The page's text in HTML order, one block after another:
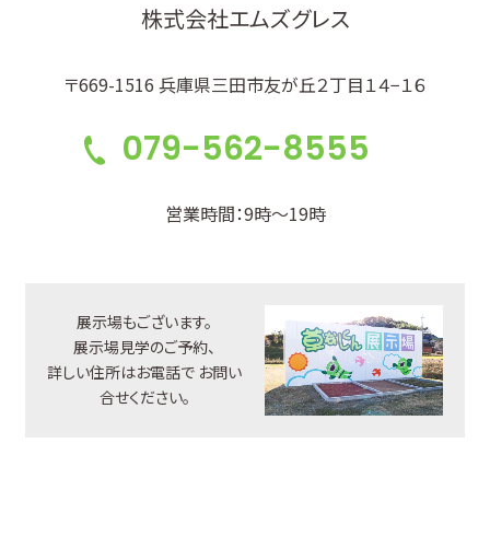
株式会社エムズグレス
〒669-1516 兵庫県三田市友が丘２丁目１４−１６
079-562-8555
営業時間：9時～19時
展示場もございます。
展示場見学のご予約、
詳しい住所はお電話で お問い
合せください。